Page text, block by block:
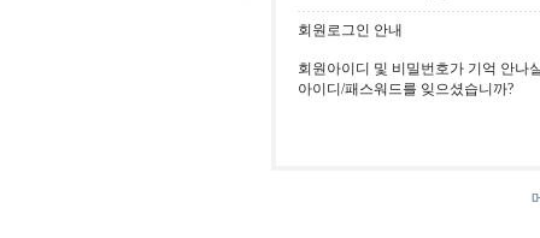
회원로그인 안내
회원아이디 및 비밀번호가 기억 안나
아이디/패스워드를 잊으셨습니까?